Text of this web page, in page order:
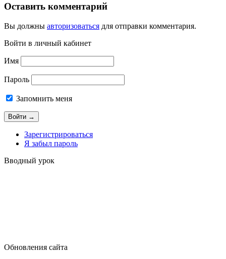
Оставить комментарий
Вы должны авторизоваться для отправки комментария.
Войти в личный кабинет
Имя
Пароль
Запомнить меня
Зарегистрироваться
Я забыл пароль
Вводный урок
Обновления сайта